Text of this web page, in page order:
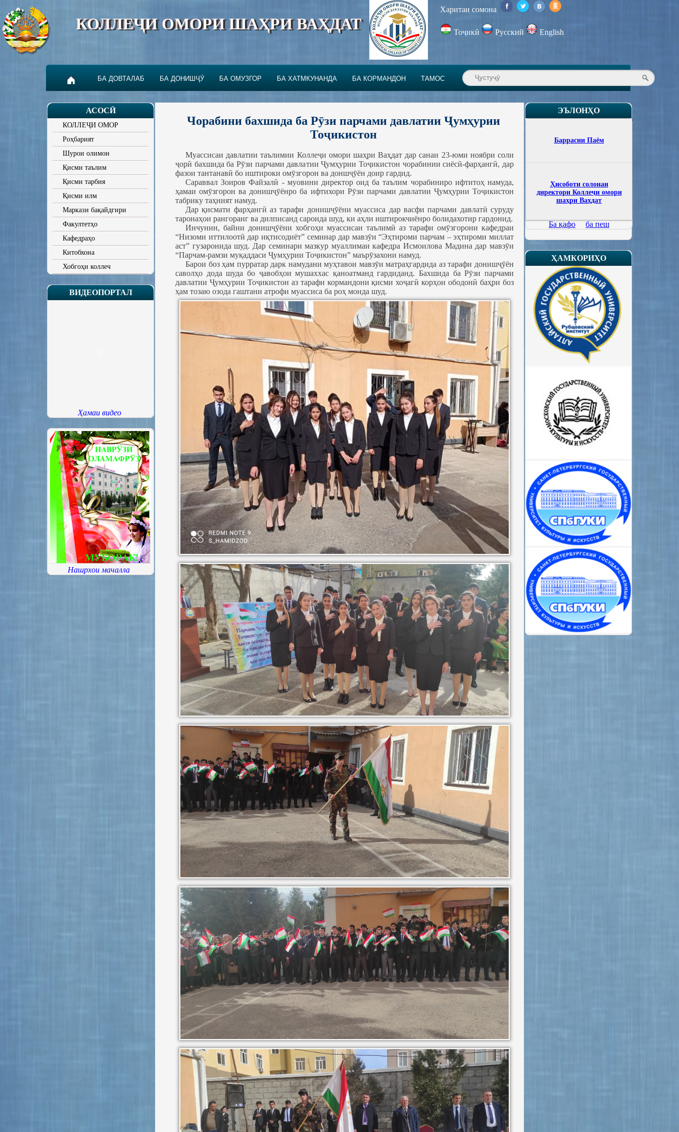
КОЛЛЕҶИ ОМОРИ ШАҲРИ ВАҲДАТ
Харитаи сомона
Тоҷикӣ Русский English
БА ДОВТАЛАБ БА ДОНИШҶӮ БА ОМУЗГОР БА ХАТМКУНАНДА БА КОРМАНДОН ТАМОС
АСОСӢ
КОЛЛЕҶИ ОМОР
Роҳбарият
Шурои олимон
Қисми таълим
Қисми тарбия
Қисми илм
Маркази бақайдгири
Факултетҳо
Кафедраҳо
Китобхона
Хобгоҳи коллеч
ВИДЕОПОРТАЛ
Ҳамаи видео
Нашрхои мачалла
Чорабини бахшида ба Рӯзи парчами давлатии Ҷумҳурии
Тоҷикистон
Муассисаи давлатии таълимии Коллеҷи омори шаҳри Ваҳдат дар санаи 23-юми ноябри соли
ҷорӣ бахшида ба Рӯзи парчами давлатии Ҷумҳурии Тоҷикистон чорабинии сиёсӣ-фарҳангӣ, дар
фазои тантанавӣ бо иштироки омӯзгорон ва доншҷӯён доир гардид.
Сараввал Зоиров Файзалӣ - муовини директор оид ба таълим чорабиниро ифтитоҳ намуда,
ҳамаи омӯзгорон ва донишҷӯёнро ба ифтихори Рӯзи парчами давлатии Ҷумҳурии Тоҷикистон
табрику таҳният намуд.
Дар қисмати фарҳангӣ аз тарафи донишҷӯёни муассиса дар васфи парчами давлатӣ суруду
таронаҳои рангоранг ва дилписанд сароида шуд, ки аҳли иштирокчиёнро болидахотир гардонид.
Инчунин, байни донишҷӯёни хобгоҳи муассисаи таълимӣ аз тарафи омӯзгорони кафедраи
“Низоми иттилоотӣ дар иқтисодиёт” семинар дар мавзӯи “Эҳтироми парчам – эҳтироми миллат
аст” гузаронида шуд. Дар семинари мазкур муаллимаи кафедра Исмоилова Мадина дар мавзӯи
“Парчам-рамзи муқаддаси Ҷумҳурии Тоҷикистон” маърӯзахони намуд.
Барои боз ҳам пурратар дарк намудани муҳтавои мавзӯи матраҳгардида аз тарафи донишҷӯён
саволҳо дода шуда бо ҷавобҳои мушаххас қаноатманд гардиданд. Бахшида ба Рӯзи парчами
давлатии Ҷумҳурии Тоҷикистон аз тарафи кормандони қисми хоҷагӣ корҳои ободонӣ баҳри боз
ҳам тозаю озода гаштани атрофи муассиса ба роҳ монда шуд.
ЭЪЛОНҲО
Баррасии Паём
Ҳисоботи солонаи
директори Коллеҷи омори
шаҳри Ваҳдат
Рӯзи Дарҳои кушод
Ба қафо ба пеш
ҲАМКОРИҲО